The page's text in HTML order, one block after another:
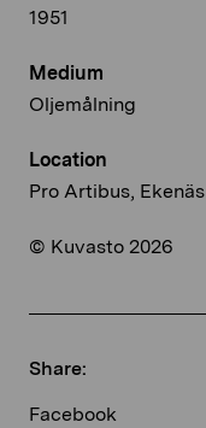
1951
Medium
Oljemålning
Location
Pro Artibus, Ekenäs
© Kuvasto 2026
Share:
Facebook